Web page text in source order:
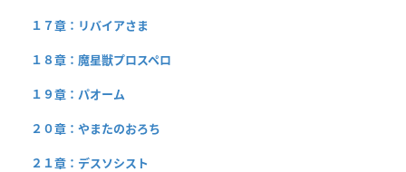
１７章：リバイアさま
１８章：魔星獣プロスペロ
１９章：パオーム
２０章：やまたのおろち
２１章：デスソシスト